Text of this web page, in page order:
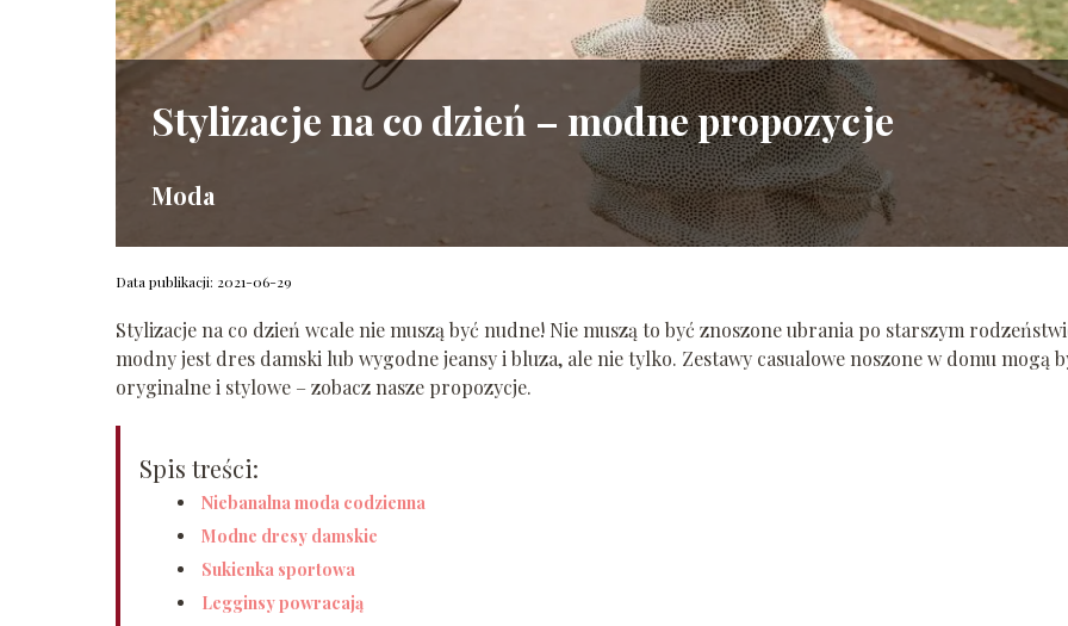
Stylizacje na co dzień – modne propozycje
Moda
Data publikacji: 2021-06-29
Stylizacje na co dzień wcale nie muszą być nudne! Nie muszą to być znoszone ubrania po starszym
modny jest dres damski lub wygodne jeansy i bluza, ale nie tylko. Zestawy casualowe noszone w domu mogą
oryginalne i stylowe – zobacz nasze propozycje.
Spis treści:
Niebanalna moda codzienna
Modne dresy damskie
Sukienka sportowa
Legginsy powracają